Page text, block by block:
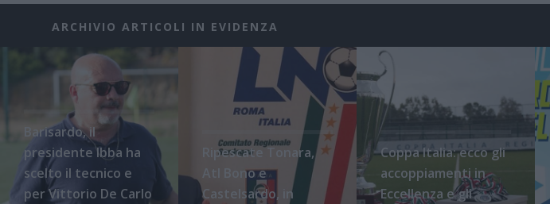
ARCHIVIO ARTICOLI IN EVIDENZA
Barisardo, il
presidente Ibba ha
scelto il tecnico e
per Vittorio De Carlo
Ripescate Tonara,
Atl Bono e
Castelsardo, in
Coppa Italia: ecco gli
accoppiamenti in
Eccellenza e gli